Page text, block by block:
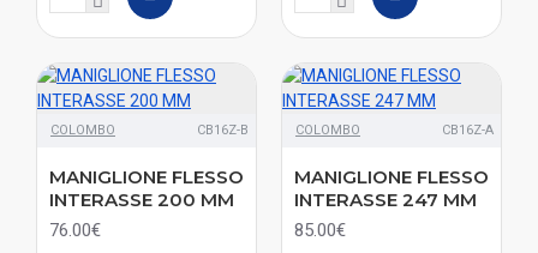
COLOMBO CB16Z-B
MANIGLIONE FLESSO
INTERASSE 200 MM
76.00€
COLOMBO CB16Z-A
MANIGLIONE FLESSO
INTERASSE 247 MM
85.00€